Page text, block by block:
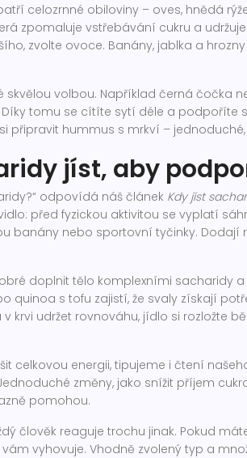
celozrnné obiloviny – oves, hnědá
zpomaluje vstřebávání cukru a
zvolte ovoce. Banány, jablka a
skvělou volbou. Například černá čočka
tomu se cítíte sytí déle a podpoříte
připravit hummus s mrkví –
jíst, aby
odpovídá náš článek Kdy jíst
před fyzickou aktivitou se vyplatí
banány nebo sportovní tyčinky.
doplnit tělo komplexními sacharidy
quinoa s tofu zajistí, že svaly získají
krvi udržet rovnováhu, jídlo si rozložte
celkovou energii, tipujeme i čtení
změny, jako snížit příjem
pomohou.
člověk reaguje trochu jinak. Pokud
vyhovuje. Vhodně zvolený typ a